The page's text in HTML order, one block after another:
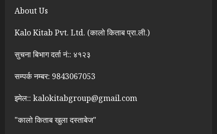
About Us
Kalo Kitab Pvt. Ltd. (कालो किताब प्रा.ली.)
सुचना बिभाग दर्ता नं:: ४१२३
सम्पर्क नम्बर: 9843067053
इमेल:: kalokitabgroup@gmail.com
"कालो किताब खुला दस्ताबेज"